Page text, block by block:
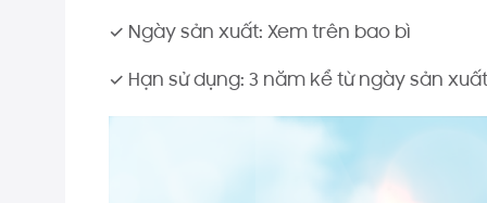
✓ Ngày sản xuất: Xem trên bao bì
✓ Hạn sử dụng: 3 năm kể từ ngày sản